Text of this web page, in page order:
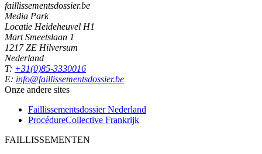
faillissementsdossier.be
Media Park
Locatie Heideheuvel H1
Mart Smeetslaan 1
1217 ZE Hilversum
Nederland
T: +31(0)85-3330016
E: info@faillissementsdossier.be
Onze andere sites
Faillissementsdossier Nederland
ProcédureCollective Frankrijk
FAILLISSEMENTEN